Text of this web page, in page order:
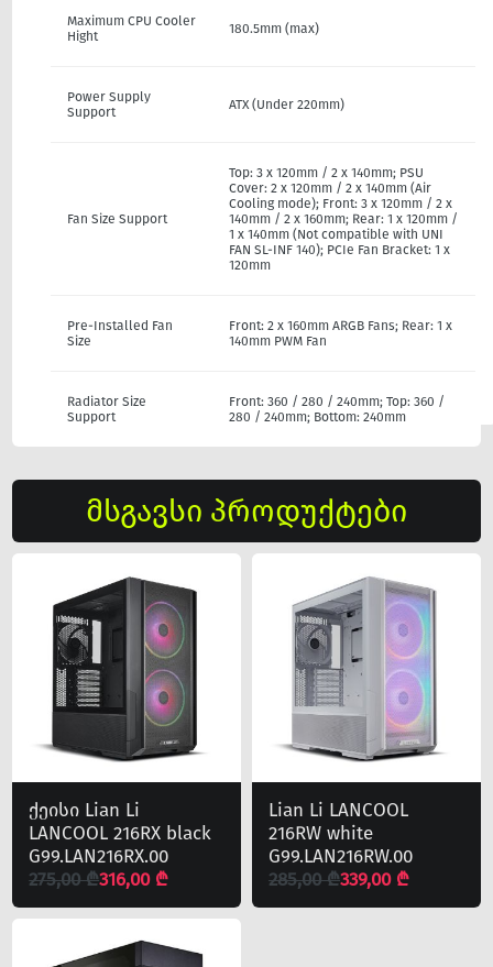
Maximum CPU Cooler
Hight
180.5mm (max)
Power Supply
Support
ATX (Under 220mm)
Fan Size Support
Top: 3 x 120mm / 2 x 140mm; PSU
Cover: 2 x 120mm / 2 x 140mm (Air
Cooling mode); Front: 3 x 120mm / 2 x
140mm / 2 x 160mm; Rear: 1 x 120mm /
1 x 140mm (Not compatible with UNI
FAN SL-INF 140); PCIe Fan Bracket: 1 x
120mm
Pre-Installed Fan
Size
Front: 2 x 160mm ARGB Fans; Rear: 1 x
140mm PWM Fan
Radiator Size
Support
Front: 360 / 280 / 240mm; Top: 360 /
280 / 240mm; Bottom: 240mm
მსგავსი პროდუქტები
ქეისი Lian Li
LANCOOL 216RX black
G99.LAN216RX.00
275,00 ₾316,00 ₾
Lian Li LANCOOL
216RW white
G99.LAN216RW.00
285,00 ₾339,00 ₾